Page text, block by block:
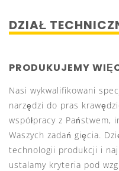
DZIAŁ
PRODUKUJEMY
Nasi wykwalifikowani
narzędzi do pras
współpracy z Państwem,
Waszych zadań gięcia.
technologii produkcji i
ustalamy kryteria pod